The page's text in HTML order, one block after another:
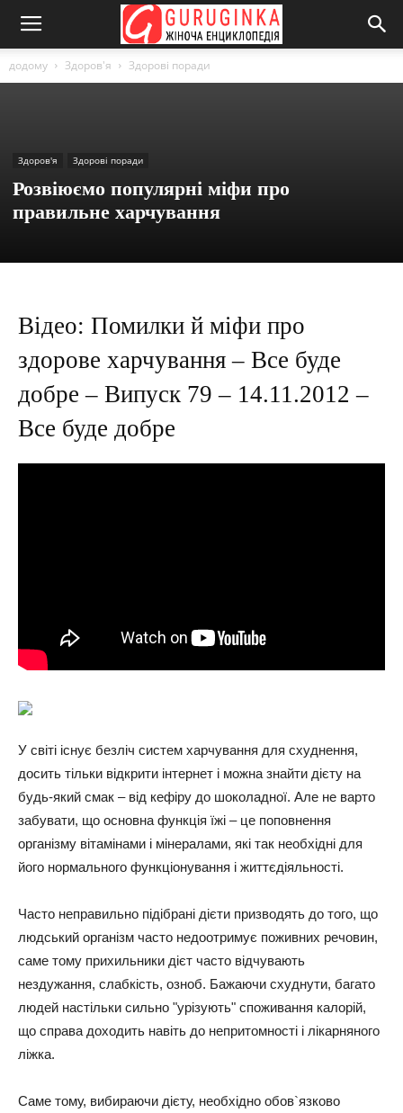
додому Здоров'я Здорові поради
Здоров'я Здорові поради
Розвіюємо популярні міфи про
правильне харчування
Відео: Помилки й міфи про
здорове харчування – Все буде
добре – Випуск 79 – 14.11.2012 –
Все буде добре
У світі існує безліч систем харчування для схуднення,
досить тільки відкрити інтернет і можна знайти дієту на
будь-який смак – від кефіру до шоколадної. Але не варто
забувати, що основна функція їжі – це поповнення
організму вітамінами і мінералами, які так необхідні для
його нормального функціонування і життєдіяльності.
Часто неправильно підібрані дієти призводять до того, що
людський організм часто недоотримує поживних речовин,
саме тому прихильники дієт часто відчувають
нездужання, слабкість, озноб. Бажаючи схуднути, багато
людей настільки сильно "урізують" споживання калорій,
що справа доходить навіть до непритомності і лікарняного
ліжка.
Саме тому, вибираючи дієту, необхідно обов`язково